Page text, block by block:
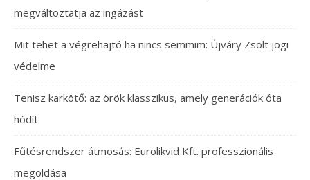
megváltoztatja az ingázást
Mit tehet a végrehajtó ha nincs semmim: Újváry Zsolt jogi
védelme
Tenisz karkötő: az örök klasszikus, amely generációk óta
hódít
Fűtésrendszer átmosás: Eurolikvid Kft. professzionális
megoldása